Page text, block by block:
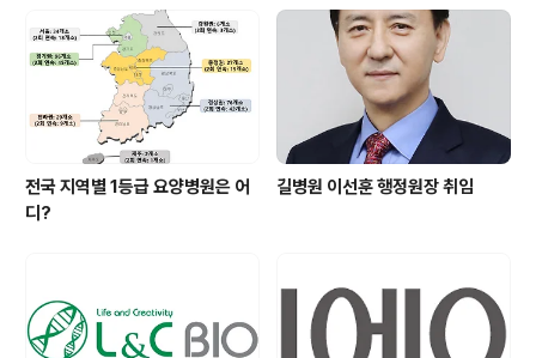
전국 지역별 1등급 요양병원은 어
디?
길병원 이선훈 행정원장 취임